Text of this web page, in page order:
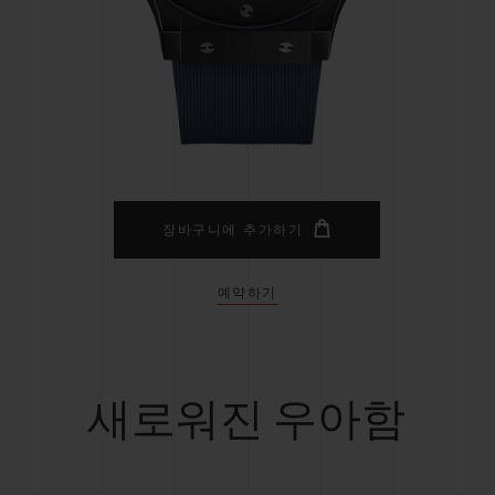
장바구니에 추가하기
예약하기
새로워진 우아함
스피릿 오브 빅뱅
에센셜 토프
온라인 익스클루시브